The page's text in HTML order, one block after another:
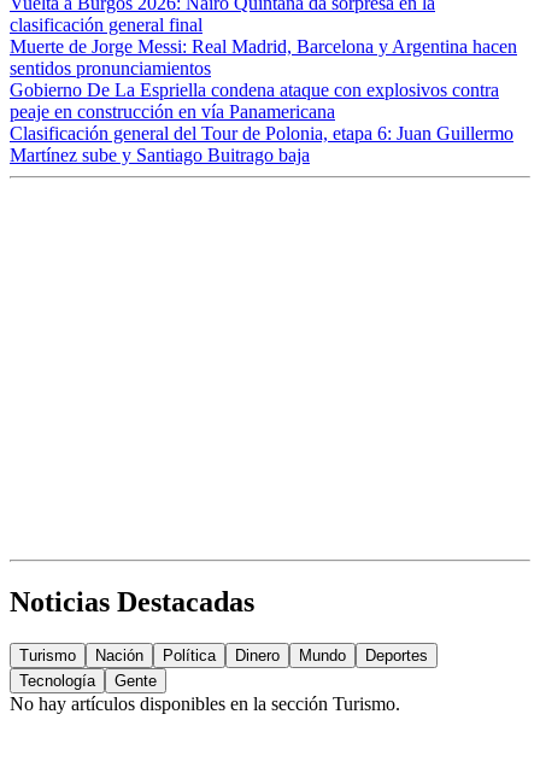
clasificación general final
Muerte de Jorge Messi: Real Madrid, Barcelona y Argentina hacen
sentidos pronunciamientos
Gobierno De La Espriella condena ataque con explosivos contra
peaje en construcción en vía Panamericana
Clasificación general del Tour de Polonia, etapa 6: Juan Guillermo
Martínez sube y Santiago Buitrago baja
Noticias Destacadas
Turismo Nación Política Dinero Mundo
Deportes
Tecnología
Gente
No hay artículos disponibles en la sección Turismo.